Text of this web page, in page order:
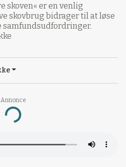
Annonce
Loading...
skoven« er en venlig
skovbrug bidrager til at løse
samfundsudfordringer.